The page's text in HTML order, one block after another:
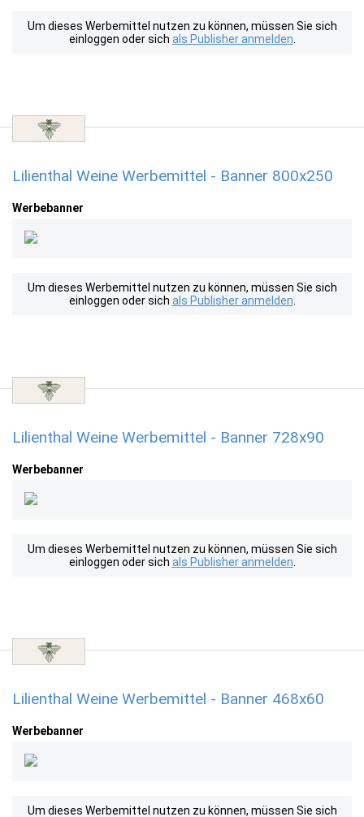
Um dieses Werbemittel nutzen zu können, müssen Sie sich
einloggen oder sich als Publisher anmelden
Lilienthal Weine Werbemittel - Banner 800x250
Werbebanner
Um dieses Werbemittel nutzen zu können, müssen Sie sich
einloggen oder sich als Publisher anmelden
Lilienthal Weine Werbemittel - Banner 728x90
Werbebanner
Um dieses Werbemittel nutzen zu können, müssen Sie sich
einloggen oder sich als Publisher anmelden
Lilienthal Weine Werbemittel - Banner 468x60
Werbebanner
Um dieses Werbemittel nutzen zu können, müssen Sie sich